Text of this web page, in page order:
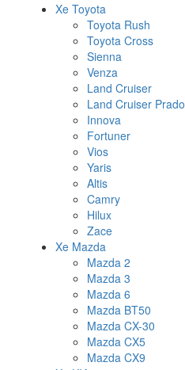
Xe Toyota
Toyota Rush
Toyota Cross
Sienna
Venza
Land Cruiser
Land Cruiser Prado
Innova
Fortuner
Vios
Yaris
Altis
Camry
Hilux
Zace
Xe Mazda
Mazda 2
Mazda 3
Mazda 6
Mazda BT50
Mazda CX-30
Mazda CX5
Mazda CX9